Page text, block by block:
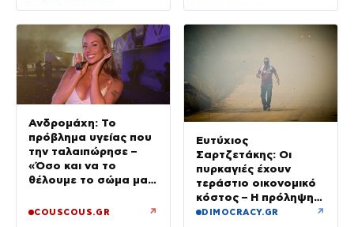
Ανδρομάχη: Το
πρόβλημα υγείας που
την ταλαιπώρησε –
«Όσο και να το
θέλουμε το σώμα μας
COUSCOUS.GR ↗
Ευτύχιος
Σαρτζετάκης: Οι
πυρκαγιές έχουν
τεράστιο οικονομικό
κόστος – Η πρόληψη
κοστίζει λιγότερο από
DIMOCRACY.GR ↗